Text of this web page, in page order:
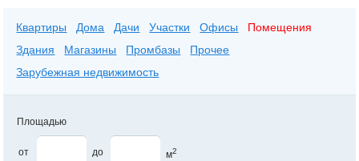
Квартиры Дома Дачи Участки Офисы
Помещения
Здания
Магазины Промбазы
Прочее
Зарубежная недвижимость
Площадью
от до м2